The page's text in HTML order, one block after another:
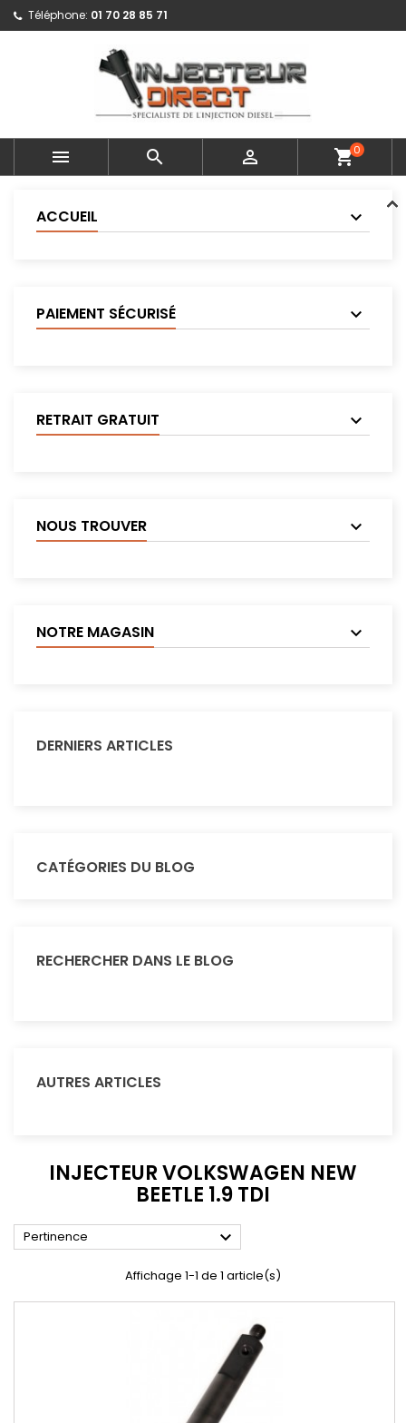
Téléphone: 01 70 28 85 71
   shopping_cart0
ACCUEIL
PAIEMENT SÉCURISÉ
RETRAIT GRATUIT
NOUS TROUVER
NOTRE MAGASIN
DERNIERS ARTICLES
CATÉGORIES DU BLOG
RECHERCHER DANS LE BLOG
AUTRES ARTICLES
INJECTEUR VOLKSWAGEN NEW
BEETLE 1.9 TDI
Pertinence 
Affichage 1-1 de 1 article(s)